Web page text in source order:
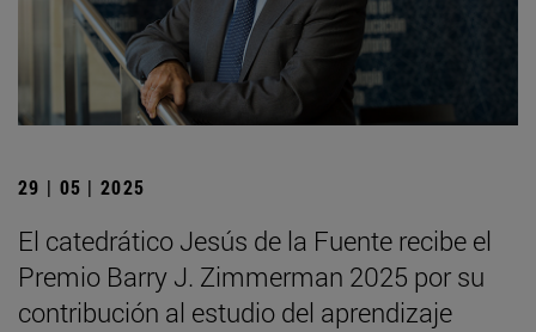
29 | 05 | 2025
El catedrático Jesús de la Fuente recibe el
Premio Barry J. Zimmerman 2025 por su
contribución al estudio del aprendizaje